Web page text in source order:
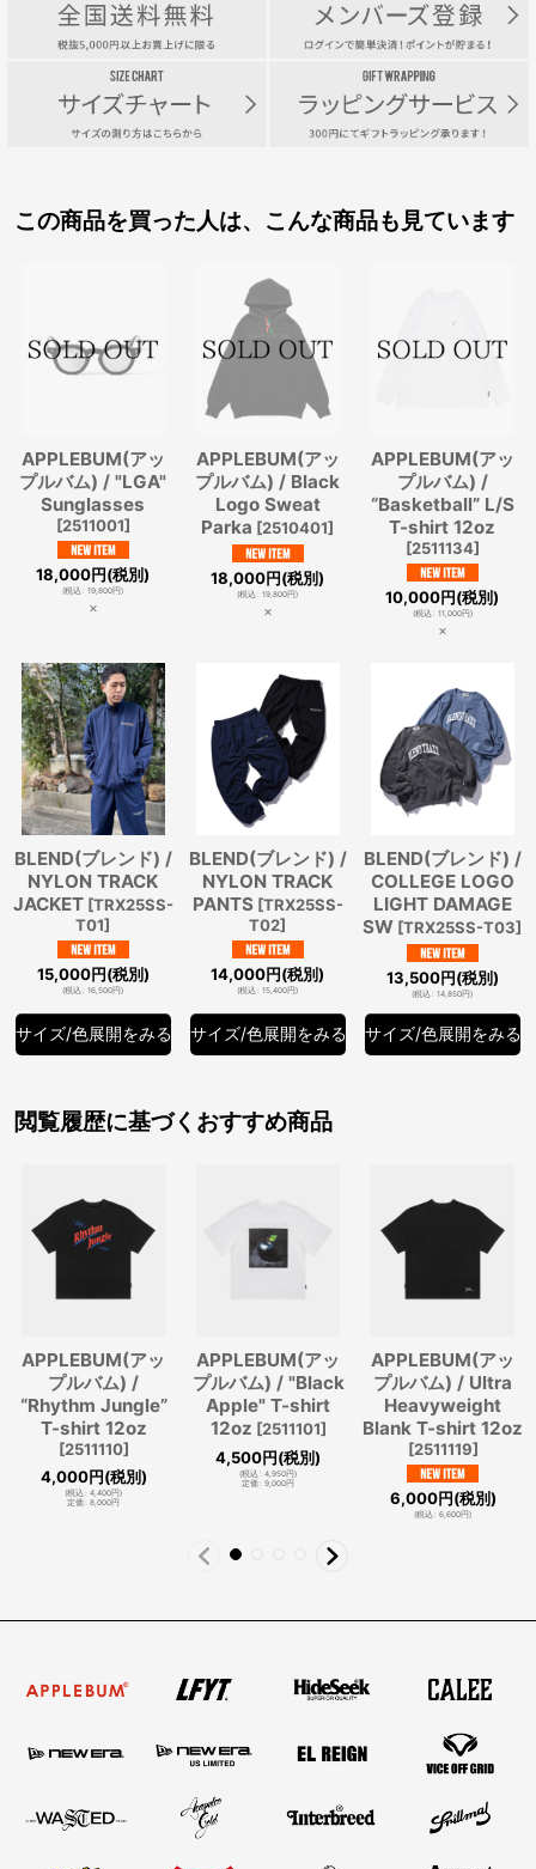
この商品を買った人は、こんな商品も見ています
APPLEBUM(アッ
プルバム) / "LGA"
Sunglasses
[2511001]
18,000円(税別)
(税込: 19,800円)
×
APPLEBUM(アッ
プルバム) / Black
Logo Sweat
Parka [2510401]
18,000円(税別)
(税込: 19,800円)
×
APPLEBUM(アッ
プルバム) /
“Basketball” L/S
T-shirt 12oz
[2511134]
10,000円(税別)
(税込: 11,000円)
×
BLEND(ブレンド) /
NYLON TRACK
JACKET [TRX25SS-
T01]
15,000円(税別)
(税込: 16,500円)
サイズ/色展開をみる
BLEND(ブレンド) /
NYLON TRACK
PANTS [TRX25SS-
T02]
14,000円(税別)
(税込: 15,400円)
サイズ/色展開をみる
BLEND(ブレンド) /
COLLEGE LOGO
LIGHT DAMAGE
SW [TRX25SS-T03]
13,500円(税別)
(税込: 14,850円)
サイズ/色展開をみる
閲覧履歴に基づくおすすめ商品
APPLEBUM(アッ
プルバム) /
“Rhythm Jungle”
T-shirt 12oz
[2511110]
4,000円(税別)
(税込: 4,400円)
定価 : 8,000円
APPLEBUM(アッ
プルバム) / "Black
Apple" T-shirt
12oz [2511101]
4,500円(税別)
(税込: 4,950円)
定価 : 9,000円
APPLEBUM(アッ
プルバム) / Ultra
Heavyweight
Blank T-shirt 12oz
[2511119]
6,000円(税別)
(税込: 6,600円)